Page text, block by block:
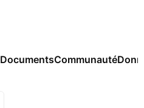
DocumentsCommunauté